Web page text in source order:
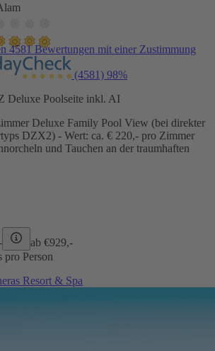
4581 Bewertungen mit einer Zustimmung
(4581) 98%
Deluxe Poolseite inkl. AI
Deluxe Family Pool View (bei direkter
DZX2) - Wert: ca. € 220,- pro Zimmer
und Tauchen an der traumhaften
ab €929,-
pro Person
Resort & Spa